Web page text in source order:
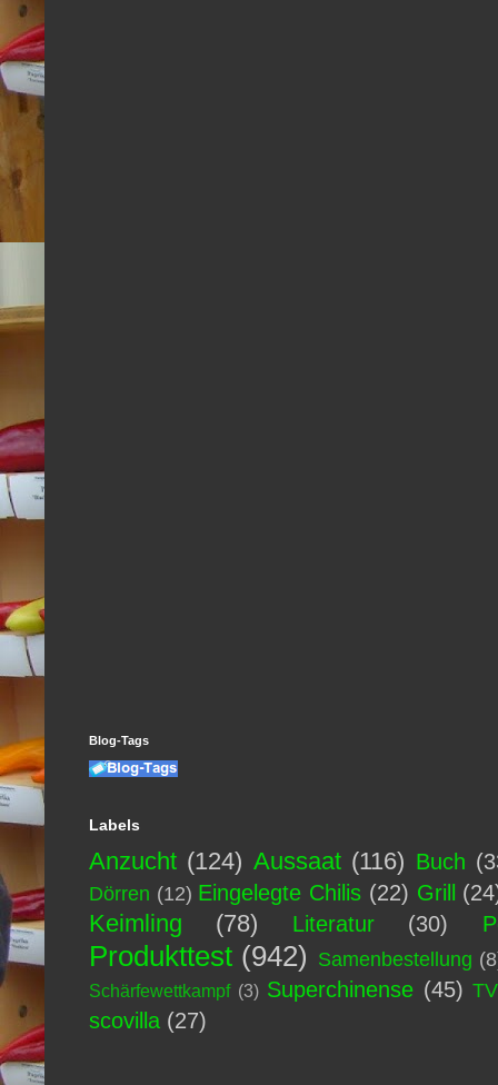
Blog-Tags
Labels
Anzucht (124) Aussaat (116) Buch
Dörren (12) Eingelegte Chilis (22) Grill
Keimling (78) Literatur (30)
Produkttest (942) Samenbestellung
Schärfewettkampf (3) Superchinense (45) TV
scovilla (27)